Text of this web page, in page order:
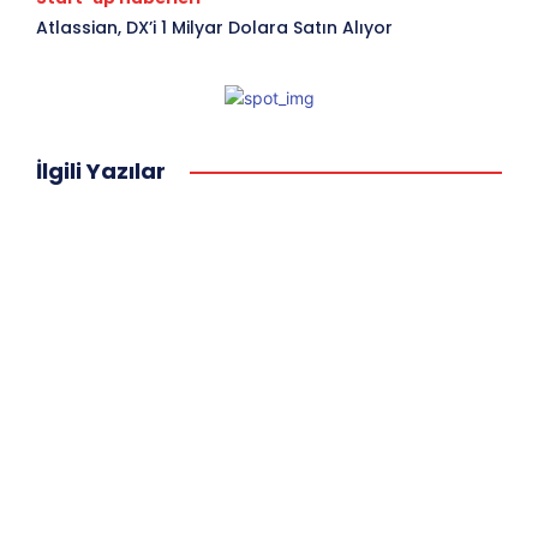
Atlassian, DX’i 1 Milyar Dolara Satın Alıyor
İlgili Yazılar